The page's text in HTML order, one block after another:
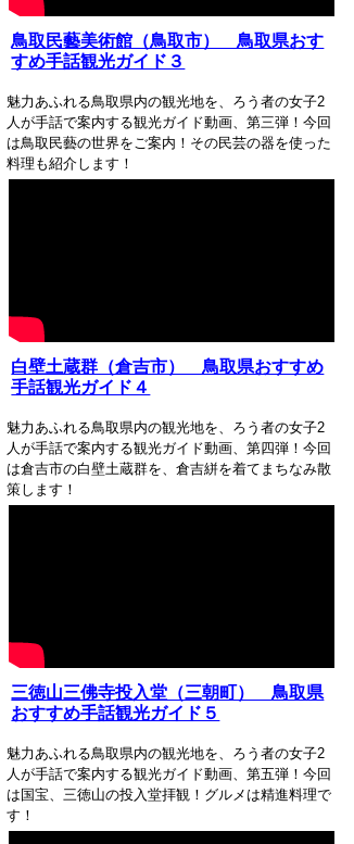
鳥取民藝美術館（鳥取市） 鳥取県おす
すめ手話観光ガイド３
魅力あふれる鳥取県内の観光地を、ろう者の女子2
人が手話で案内する観光ガイド動画、第三弾！今回
は鳥取民藝の世界をご案内！その民芸の器を使った
料理も紹介します！
白壁土蔵群（倉吉市） 鳥取県おすすめ
手話観光ガイド４
魅力あふれる鳥取県内の観光地を、ろう者の女子2
人が手話で案内する観光ガイド動画、第四弾！今回
は倉吉市の白壁土蔵群を、倉吉絣を着てまちなみ散
策します！
三徳山三佛寺投入堂（三朝町） 鳥取県
おすすめ手話観光ガイド５
魅力あふれる鳥取県内の観光地を、ろう者の女子2
人が手話で案内する観光ガイド動画、第五弾！今回
は国宝、三徳山の投入堂拝観！グルメは精進料理で
す！